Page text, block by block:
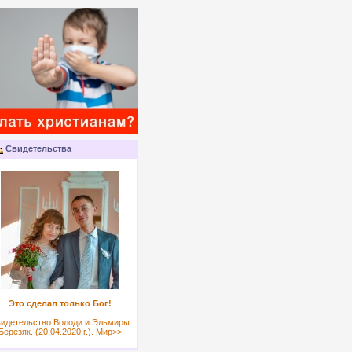
Свидетельства
Это сделал только Бог!
Володи и Эльмиры
(20.04.2020 г.). Мир>>